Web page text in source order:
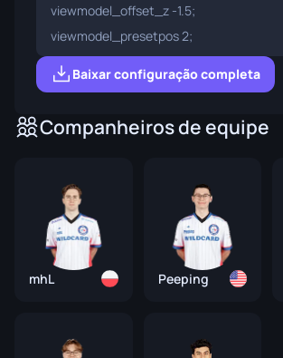
viewmodel_offset_z -1.5;
viewmodel_presetpos 2;
Baixar configuração completa
Companheiros de equipe
mhL Peeping